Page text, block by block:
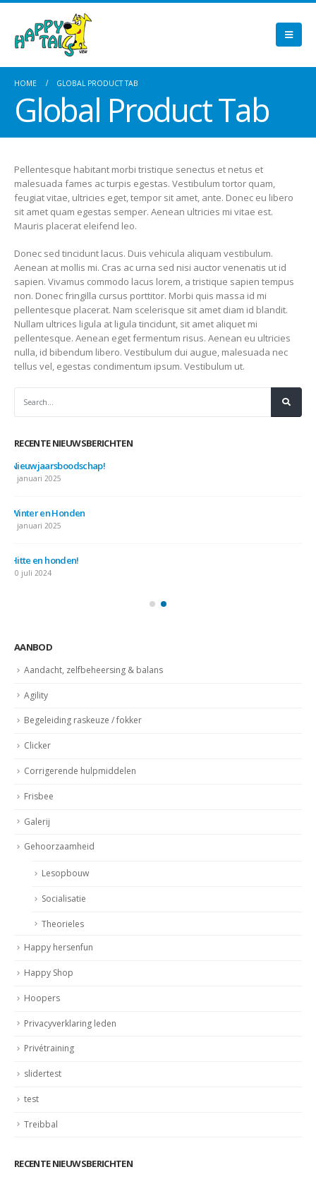
HOME GLOBAL PRODUCT TAB
Global Product Tab
Pellentesque habitant morbi tristique senectus et netus et
malesuada fames ac turpis egestas. Vestibulum tortor quam,
feugiat vitae, ultricies eget, tempor sit amet, ante. Donec eu libero
sit amet quam egestas semper. Aenean ultricies mi vitae est.
Mauris placerat eleifend leo.
Donec sed tincidunt lacus. Duis vehicula aliquam vestibulum.
Aenean at mollis mi. Cras ac urna sed nisi auctor venenatis ut id
sapien. Vivamus commodo lacus lorem, a tristique sapien tempus
non. Donec fringilla cursus porttitor. Morbi quis massa id mi
pellentesque placerat. Nam scelerisque sit amet diam id blandit.
Nullam ultrices ligula at ligula tincidunt, sit amet aliquet mi
pellentesque. Aenean eget fermentum risus. Aenean eu ultricies
nulla, id bibendum libero. Vestibulum dui augue, malesuada nec
tellus vel, egestas condimentum ipsum. Vestibulum ut.
RECENTE NIEUWSBERICHTEN
Nieuwjaarsboodschap!
7 januari 2025
Winter en Honden
7 januari 2025
Hitte en honden!
10 juli 2024
AANBOD
Aandacht, zelfbeheersing & balans
Agility
Begeleiding raskeuze / fokker
Clicker
Corrigerende hulpmiddelen
Frisbee
Galerij
Gehoorzaamheid
Lesopbouw
Socialisatie
Theorieles
Happy hersenfun
Happy Shop
Hoopers
Privacyverklaring leden
Privétraining
slidertest
test
Treibbal
RECENTE NIEUWSBERICHTEN